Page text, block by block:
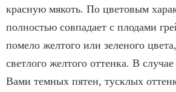
красную мякоть. По цветовым
полностью совпадает с плодами
помело желтого или зеленого
светлого желтого оттенка. В
Вами темных пятен, тусклых